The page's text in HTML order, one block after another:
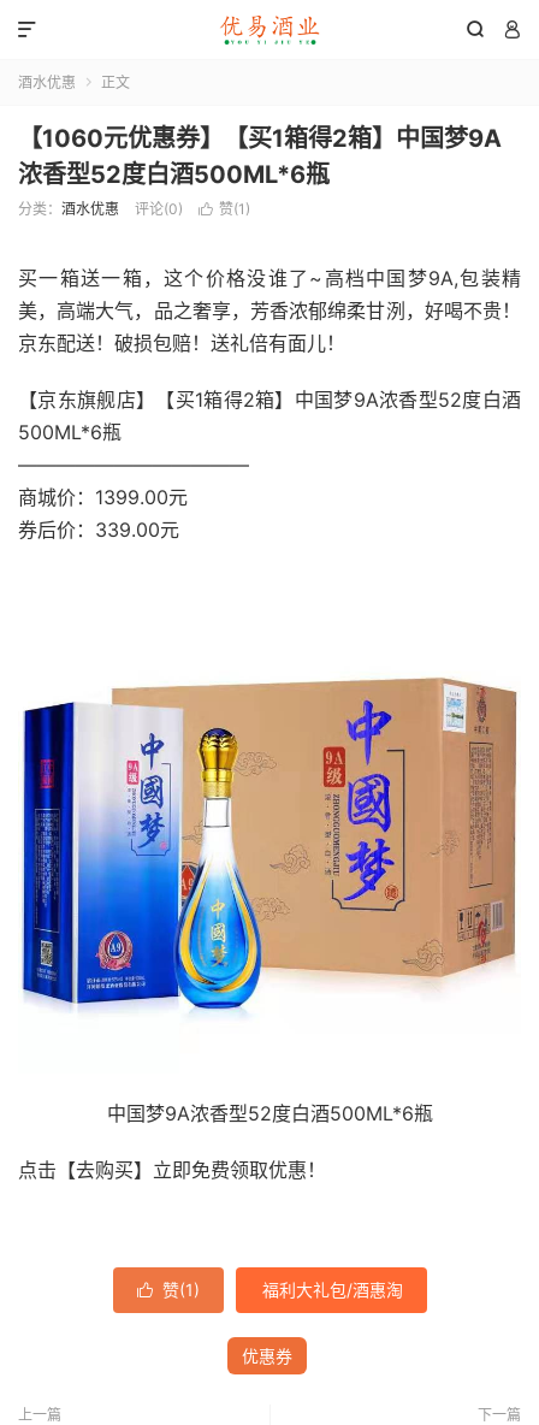
 

酒水优惠  正文
【1060元优惠券】【买1箱得2箱】中国梦9A
浓香型52度白酒500ML*6瓶
分类： 酒水优惠 评论(0)  赞(1 )
买一箱送一箱，这个价格没谁了~高档中国梦9A,包装精
美，高端大气，品之奢享，芳香浓郁绵柔甘洌，好喝不贵！
京东配送！破损包赔！送礼倍有面儿！
【京东旗舰店】【买1箱得2箱】中国梦9A浓香型52度白酒
500ML*6瓶
————————————
商城价：1399.00元
券后价：339.00元
中国梦9A浓香型52度白酒500ML*6瓶
点击【去购买】立即免费领取优惠！
 赞(1) 福利大礼包/酒惠淘
优惠券
上一篇 下一篇